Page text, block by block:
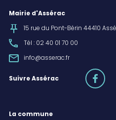
Mairie d'Assérac
15 rue du Pont-Bérin 44410
Tél : 02 40 01 70 00
info@asserac.fr
Suivre Assérac
La commune